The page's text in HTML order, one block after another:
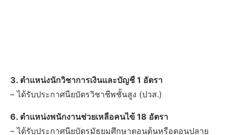
3. ตำแหน่งนักวิชาการเงินและบัญชี 1 อัตรา
– ได้รับประกาศนียบัตรวิชาชีพชั้นสูง (ปวส.)
6. ตำแหน่งพนักงานช่วยเหลือคนไข้ 18 อัตรา
– ได้รับประกาศนียบัตรมัธยมศึกษาตอนต้นหรือตอนปลาย